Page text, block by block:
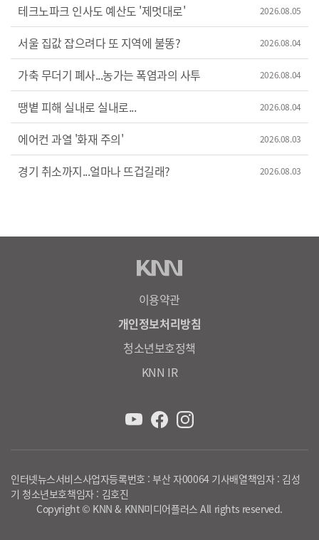
테크노파크 인사도 예산도 '제멋대로' 2026.08.05
서울 집값 잡으려다 또 지역에 불똥? 2026.08.04
가축 무더기 폐사...농가는 폭염과의 사투 2026.08.04
땡볕 피해 실내로 실내로... 2026.08.04
에어컨 과열 '화재 주의' 2026.08.03
경기 취소까지...얼마나 뜨겁길래? 2026.08.03
이용약관
개인정보처리방침
청소년보호정책
KNN IR
인터넷뉴스서비스사업자등록번호 : 부산 자00064 기사배열책임자 : 김성
기 청소년보호책임자 : 김호진
Copyright © KNN & KNN미디어플러스 All rights reserved.